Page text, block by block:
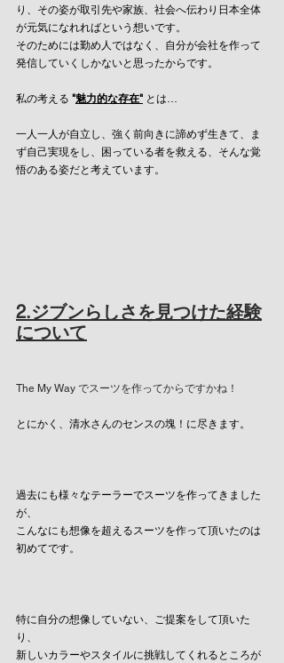
り、その姿が取引先や家族、社会へ伝わり日本全体
が元気になれればという想いです。
そのためには勤め人ではなく、自分が会社を作って
発信していくしかないと思ったからです。
私の考える "魅力的な存在" とは…
一人一人が自立し、強く前向きに諦めず生きて、ま
ず自己実現をし、困っている者を救える、そんな覚
悟のある姿だと考えています。
2.ジブンらしさを見つけた経験
について
The My Way でスーツを作ってからですかね！
とにかく、清水さんのセンスの塊！に尽きます。
過去にも様々なテーラーでスーツを作ってきました
が、
こんなにも想像を超えるスーツを作って頂いたのは
初めてです。
特に自分の想像していない、ご提案をして頂いた
り、
新しいカラーやスタイルに挑戦してくれるところが